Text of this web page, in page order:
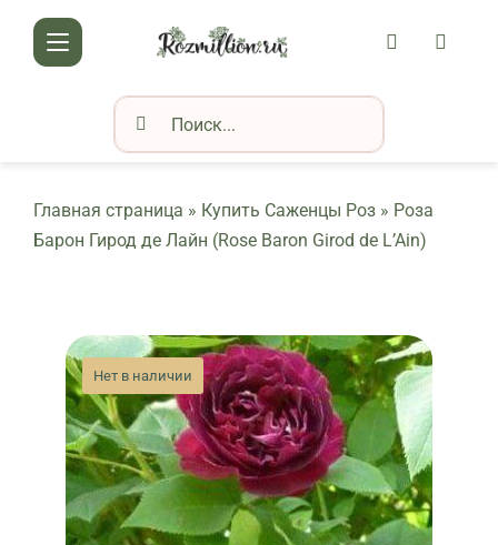
contentToggle
Navigation
ДОСТАВКА И ОПЛАТА
КЛУБ РОЗОВОДОВ
Результат
поиска:
АККАУНТ
Главная страница » Купить Саженцы Роз » Роза
Барон Гирод де Лайн (Rose Baron Girod de L’Ain)
Нет в наличии